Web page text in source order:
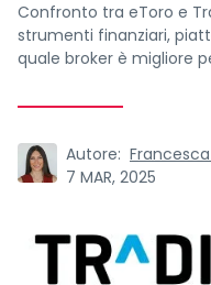
Confronto tra eToro e
strumenti finanziari,
quale broker è migliore
Autore: Francesca
7 MAR, 2025